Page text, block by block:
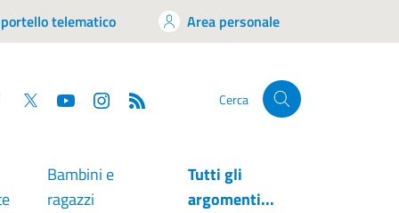
telematico Area personale
Facebook
Twitter YouTube Cerca
Bambini e
ragazzi
Tutti gli
argomenti...